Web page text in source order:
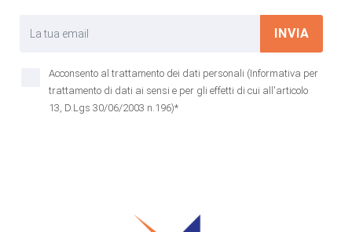
INVIA
Acconsento al trattamento dei dati personali (Informativa per
trattamento di dati ai sensi e per gli effetti di cui all'articolo
13, D.Lgs 30/06/2003 n.196)*